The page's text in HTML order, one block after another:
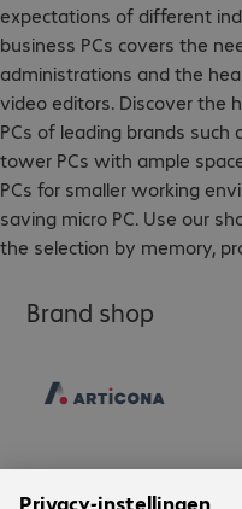
expectations of different
business PCs covers the
administrations and the
video editors. Discover the
PCs of leading brands such
tower PCs with ample
PCs for smaller working
saving micro PC. Use our
the selection by memory,
Brand shop